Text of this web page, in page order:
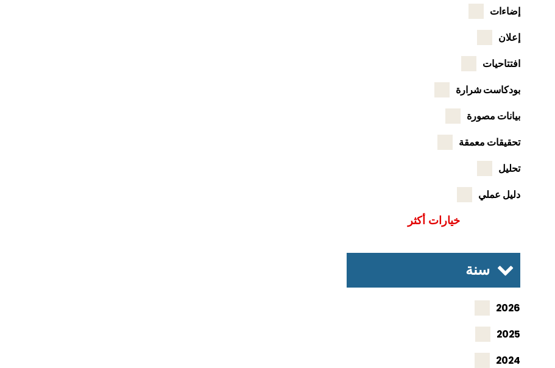
إضاءات
إعلان
افتتاحيات
بودكاست شرارة
بيانات مصورة
تحقيقات معمقة
تحليل
دليل عملي
خيارات أكثر
سنة
2026
2025
2024